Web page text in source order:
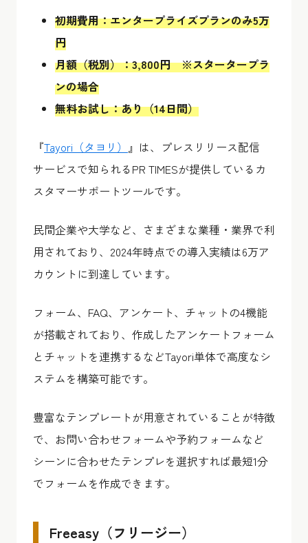
初期費用：エンタープライズプランのみ5万
円
月額（税別）：3,800円 ※スタータープラ
ンの場合
無料お試し：あり（14日間）
『Tayori（タヨリ）
』は、プレスリリース配信
サービスで知られるPR TIMESが提供しているカ
スタマーサポートツールです。
民間企業や大学など、さまざまな業種・業界で利
用されており、2024年時点での導入実績は6万ア
カウントに到達しています。
フォーム、FAQ、アンケート、チャットの4機能
が搭載されており、作成したアンケートフォーム
とチャットを連携するなどTayori単体で高度なシ
ステムを構築可能です。
豊富なテンプレートが用意されていることが特徴
で、お問い合わせフォームや予約フォームなど
シーンに合わせたテンプレを選択すれば最短1分
でフォームを作成できます。
Freeasy（フリージー）